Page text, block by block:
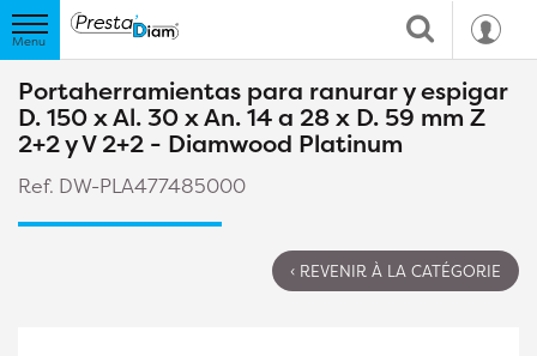
Portaherramientas para ranurar y espigar
D. 150 x Al. 30 x An. 14 a 28 x D. 59 mm Z
2+2 y V 2+2 - Diamwood Platinum
Ref. DW-PLA477485000
‹ REVENIR À LA CATÉGORIE